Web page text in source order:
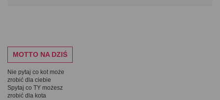
MOTTO NA DZIŚ
Nie pytaj co kot może
zrobić dla ciebie
Spytaj co TY możesz
zrobić dla kota